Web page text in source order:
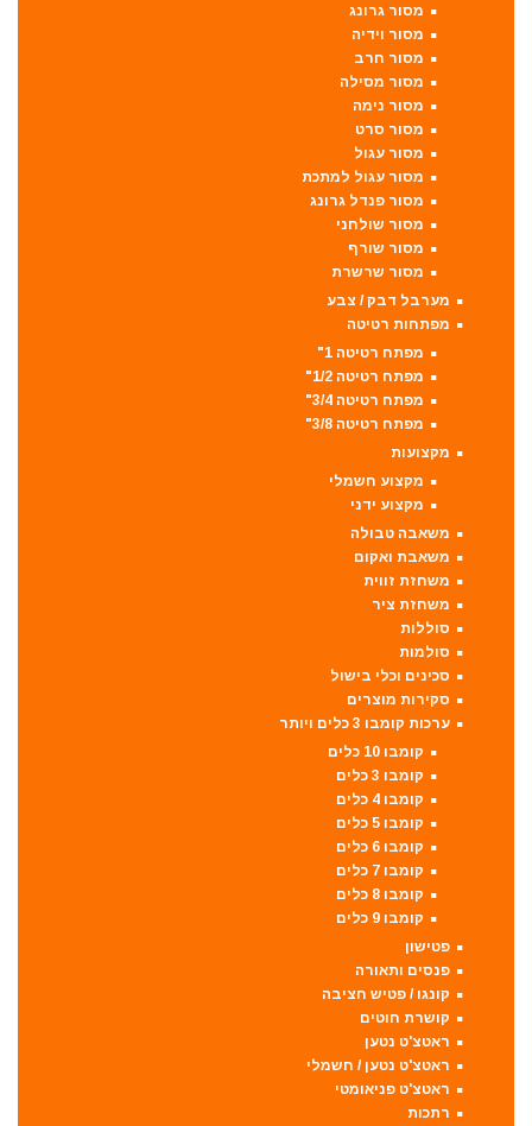
מסור גרונג
מסור וידיה
מסור חרב
מסור מסילה
מסור נימה
מסור סרט
מסור עגול
מסור עגול למתכת
מסור פנדל גרונג
מסור שולחני
מסור שורף
מסור שרשרת
מערבל דבק / צבע
מפתחות רטיטה
מפתח רטיטה 1"
מפתח רטיטה 1/2"
מפתח רטיטה 3/4"
מפתח רטיטה 3/8"
מקצועות
מקצוע חשמלי
מקצוע ידני
משאבה טבולה
משאבת ואקום
משחזת זווית
משחזת ציר
סוללות
סולמות
סכינים וכלי בישול
סקירות מוצרים
ערכות קומבו 3 כלים ויותר
קומבו 10 כלים
קומבו 3 כלים
קומבו 4 כלים
קומבו 5 כלים
קומבו 6 כלים
קומבו 7 כלים
קומבו 8 כלים
קומבו 9 כלים
פטישון
פנסים ותאורה
קונגו / פטיש חציבה
קושרת חוטים
ראטצ'ט נטען
ראטצ'ט נטען / חשמלי
ראטצ'ט פניאומטי
רתכות